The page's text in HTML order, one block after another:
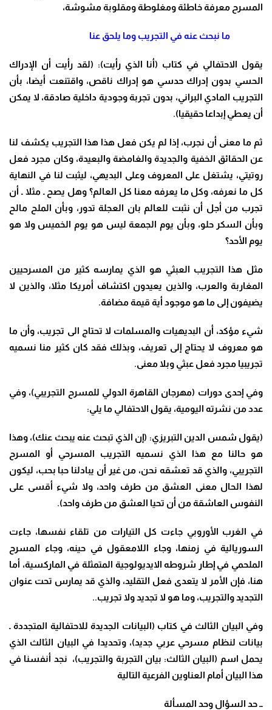
المسرح معرفة خاطئة ومغلوطة ومقلوبة مشوشة،
ما نبحث عنه في التجريب وما يلحق عنا
يقول الاحتفالي في كتاب (أنا الذي رأيت): (لقد رأيت أن الإدراك
الحسي بدون إدراك حدسي هو إدراك ناقص، واقتنعت أيضا، بأن
التجريب المادي البراني، بدون تجربة وجودية داخلية صادقة، لا يمكن
أن يعطي إبداعا حقيقيا).
ثم ما معنى أن نجرب، إذا لم يكن فعل هذا هذا التجريب يكشف لنا
عن الحقائق الخفية والجديدة والغامضة والبعيدة، وكان مجرد فعل
روتيتي، يشتغل على المعروف وعلى البديهي، ليثبت لنا في النهاية
كل ما نعرفه، وكل ما يعرفه معنا كل العالم؟ وهل يصح ـ مثلا ـ أن
تجرب من أجل أن نثبت للعالم بان العجلة تدور، وبأن الملح مالح
وبأن السكر حلو، وبأن يوم الجمعة ليس هو يوم الخميس ولا هو
يوم الأحد؟
مثل هذا التجريب العبثي هو الذي يمارسه كثير من المسرحيين
المغاربة والعرب، والذين يعيدون اكتشاف أمريكا مثلا، والذين لا
يضيفون إلى ما هو موجود أية قيمة مضافة.
شيء مؤكد، أن البديهيات والمسلمات لا تحتاج الى تجريب، وأن ما
هو معروف لا يحتاج إلى تعريف، وبذلك فقد كان كثير منا نسميه
تجريبيا مجرد فعل عبثي وبلا معنى.
وفي إحدى دورات (مهرجان القاهرة الدولي للمسرح التجريبي)، وفي
عدد من نشرته اليومية، يقول الاحتفالي ما يلي:
(يقول شمس الدين التبريزي: (إن الذي تبحث عنه يبحث عنك)، وهذا
هو حالنا مع هذا الذي نسميه التجريب المسرحي أو المسرح
التجريبي، والذي قد تعشقه نحن، من غير أن يبادلنا حبا بحب، ليكون
لهذا الحال معنى العشق من طرف واحد، ولا شيء أقسى على
النفوس العاشقة من أن تحيا العشق من طرف واحد).
في الغرب الأوروبي جاءت كل التيارات من تلقاء نفسها، جاءت
السوريالية في زمنها، وجاء اللامعقول في حينه، وجاء المسرح
الملحمي في إطار شروطه الايديولوجية المتمثلة في الماركسية، أما
هنا، فإن الأمر لا يتعدى فعل التقليد، والذي قد يمارس تحت عنوان
التجديد والتجريب، وما هو لا تجديد ولا تجريب..
وفي البيان الثالث في كتاب (البيانات الجديدة للاحتفالية المتجددة ـ
بيانات لنظام مسرحي عربي جديد)، وتحديدا في البيان الثالث الذي
يحمل اسم (البيان الثالث: بيان التجربة والتجريب)، نجد أنفسنا في
هذا البيان أمام العناوين الفرعية التالية
ــ حد السؤال وحد المسألة